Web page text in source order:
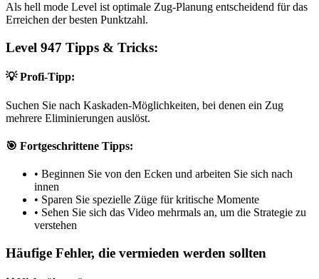
Als hell mode Level ist optimale Zug-Planung entscheidend für das
Erreichen der besten Punktzahl.
Level 947 Tipps & Tricks:
💡 Profi-Tipp:
Suchen Sie nach Kaskaden-Möglichkeiten, bei denen ein Zug
mehrere Eliminierungen auslöst.
🎯 Fortgeschrittene Tipps:
• Beginnen Sie von den Ecken und arbeiten Sie sich nach
innen
• Sparen Sie spezielle Züge für kritische Momente
• Sehen Sie sich das Video mehrmals an, um die Strategie zu
verstehen
Häufige Fehler, die vermieden werden sollten